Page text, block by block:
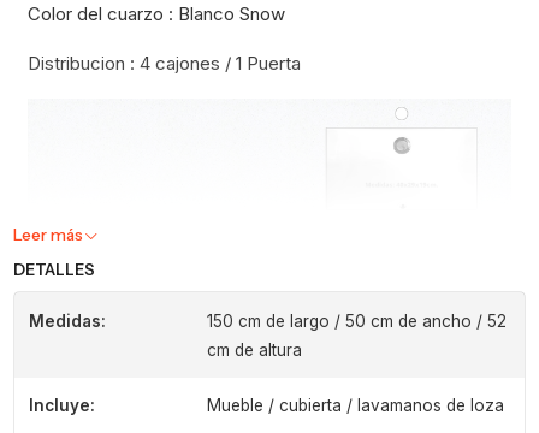
Color del cuarzo : Blanco Snow
Distribucion : 4 cajones / 1 Puerta
Leer más
DETALLES
Medidas:
150 cm de largo / 50 cm de ancho / 52
cm de altura
Incluye: Mueble / cubierta / lavamanos de loza